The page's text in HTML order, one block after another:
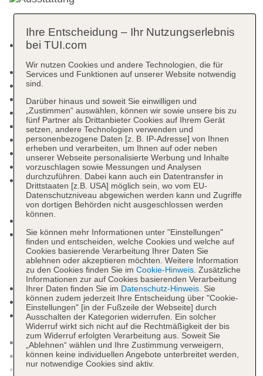
Kurtaxe/Ökotaxe/Touristensteuer zahlbar vor Ort:
Check-in Zeit ab 14:00 Uhr
Check-out Zeit bis 12:00 Uhr
Rezeption, Geldwechsel möglich
Lift
Gartenanlage
Pools: 5
Pool: ohne Gebühr, Süßwasser
Activitypool: ohne Gebühr
Pool „indor pool (open only winter season)“:
November - April; saisonabhängig, ohne Gebühr,
Indoor, Süßwasser
Kinderpool: ohne Gebühr
Relaxpool „Relax Garden POOL“: Mai - Oktober;
saisonabhängig, ohne Gebühr, Süßwasser,
Liegen: ohne Gebühr, Sonnenschirme: ohne
Gebühr
Badetücher: gegen Kaution
Souvenirshop, Boutique, Friseur
Internet: WLAN/WiFi, im gesamten Hotel
(Anlage): ohne Gebühr
Wäscheservice: gegen Gebühr
Zahlungsarten: TUI Card / VISA, MasterCard
Haustiere nicht erlaubt
Ihre Entscheidung – Ihr Nutzungserlebnis
bei TUI.com
Wir nutzen Cookies und andere Technologien, die für
Services und Funktionen auf unserer Website notwendig
sind.
Darüber hinaus und soweit Sie einwilligen und
„Zustimmen“ auswählen, können wir sowie unsere bis zu
fünf Partner als Drittanbieter Cookies auf Ihrem Gerät
setzen, andere Technologien verwenden und
personenbezogene Daten [z. B. IP-Adresse] von Ihnen
erheben und verarbeiten, um Ihnen auf oder neben
unserer Webseite personalisierte Werbung und Inhalte
vorzuschlagen sowie Messungen und Analysen
durchzuführen. Dabei kann auch ein Datentransfer in
Drittstaaten [z.B. USA] möglich sein, wo vom EU-
Datenschutzniveau abgewichen werden kann und Zugriffe
von dortigen Behörden nicht ausgeschlossen werden
können.
Sie können mehr Informationen unter "Einstellungen"
finden und entscheiden, welche Cookies und welche auf
Cookies basierende Verarbeitung Ihrer Daten Sie
ablehnen oder akzeptieren möchten. Weitere Information
zu den Cookies finden Sie im Cookie-Hinweis. Zusätzliche
Informationen zur auf Cookies basierenden Verarbeitung
Ihrer Daten finden Sie im Datenschutz-Hinweis. Sie
können zudem jederzeit Ihre Entscheidung über "Cookie-
Einstellungen" [in der Fußzeile der Webseite] durch
Ausschalten der Kategorien widerrufen. Ein solcher
Widerruf wirkt sich nicht auf die Rechtmäßigkeit der bis
zum Widerruf erfolgten Verarbeitung aus. Soweit Sie
„Ablehnen“ wählen und Ihre Zustimmung verweigern,
können keine individuellen Angebote unterbreitet werden,
nur notwendige Cookies sind aktiv.